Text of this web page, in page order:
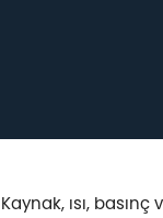
Kaynak, ısı,